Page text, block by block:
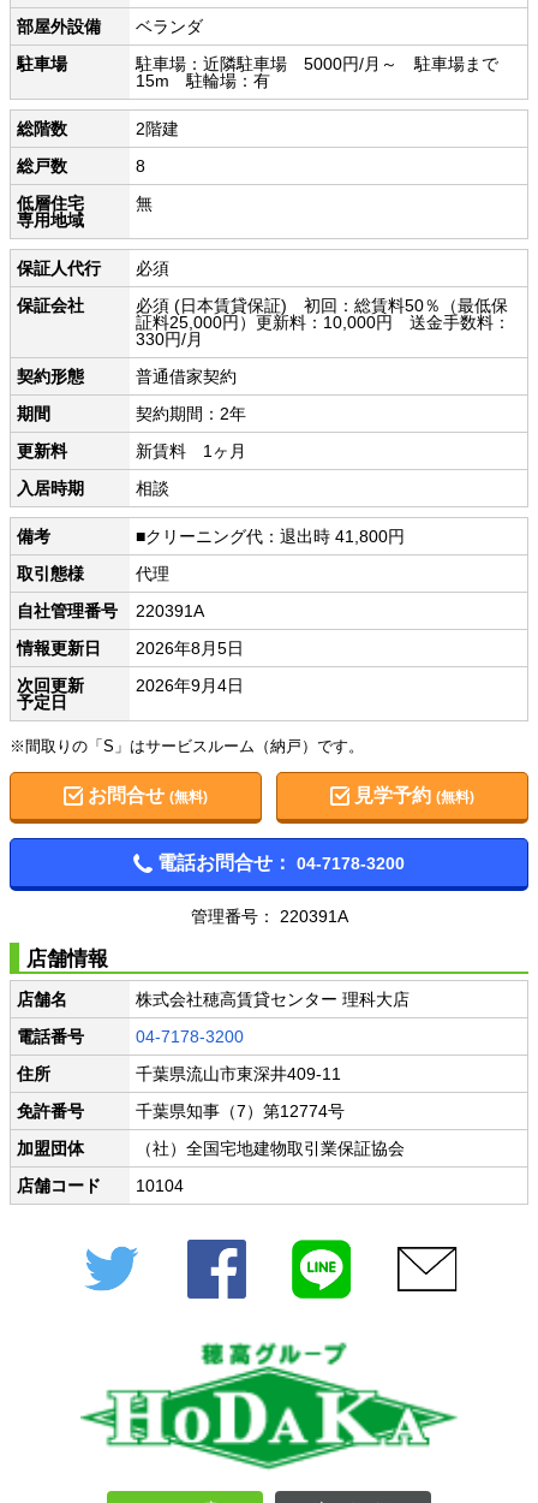
部屋外設備
ベランダ
駐車場
駐車場：近隣駐車場 5000円/月～ 駐車場まで
15m 駐輪場：有
総階数
2階建
総戸数
8
低層住宅
専用地域
無
保証人代行
必須
保証会社
必須 (日本賃貸保証) 初回：総賃料50％（最低保
証料25,000円）更新料：10,000円 送金手数料：
330円/月
契約形態
普通借家契約
期間
契約期間：2年
更新料
新賃料 1ヶ月
入居時期
相談
備考
■クリーニング代：退出時 41,800円
取引態様
代理
自社管理番号
220391A
情報更新日
2026年8月5日
次回更新
予定日
2026年9月4日
※間取りの「S」はサービスルーム（納戸）です。
お問合せ (無料) 見学予約(無料)
電話お問合せ： 04-7178-3200
管理番号： 220391A
店舗情報
店舗名
株式会社穂高賃貸センター 理科大店
電話番号
04-7178-3200
住所
千葉県流山市東深井409-11
免許番号
千葉県知事（7）第12774号
加盟団体
（社）全国宅地建物取引業保証協会
店舗コード
10104
Twitter Facebook